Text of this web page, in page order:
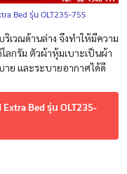
Bed รุ่น OLT235-75S
ริเวณด้านล่าง จึงทำให้มีความ
ลกรัม ตัวผ้าหุ้มเบาะเป็นผ้า
ย และระบายอากาศได้ดี
Bed รุ่น OLT235-